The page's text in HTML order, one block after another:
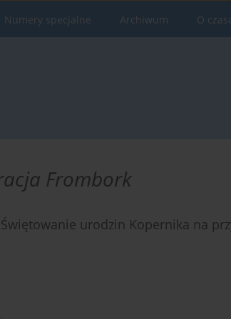
Numery specjalne Archiwum O
Frombork
urodzin Kopernika na